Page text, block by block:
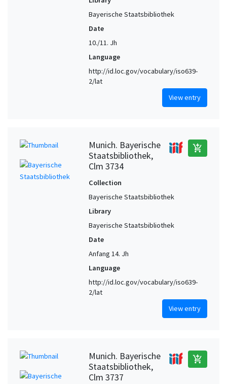
Bayerische Staatsbibliothek
Date
10./11. Jh
Language
http://id.loc.gov/vocabulary/iso639-
2/lat
View entry
Munich. Bayerische
Staatsbibliothek,
Clm 3734
add_shopping_cart
Collection
Bayerische Staatsbibliothek
Library
Bayerische Staatsbibliothek
Date
Anfang 14. Jh
Language
http://id.loc.gov/vocabulary/iso639-
2/lat
View entry
Munich. Bayerische
Staatsbibliothek,
Clm 3737
add_shopping_cart